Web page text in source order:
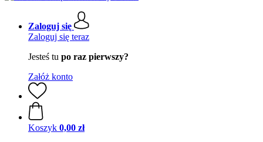
Zaloguj się
Zaloguj się teraz
Jesteś tu po raz pierwszy?
Załóż konto
Koszyk 0,00 zł